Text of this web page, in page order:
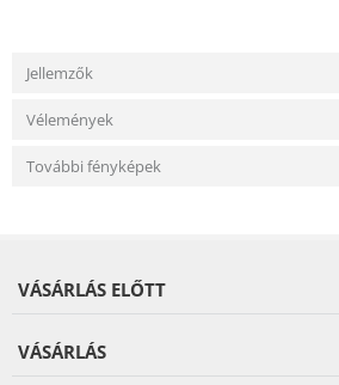
Jellemzők
Vélemények
További fényképek
VÁSÁRLÁS ELŐTT
VÁSÁRLÁS